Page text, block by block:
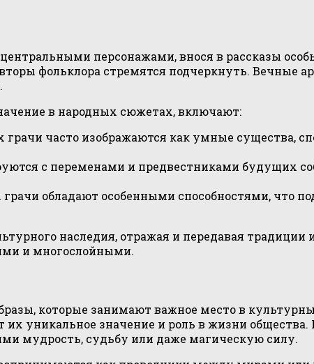
персонажами, внося в рассказы
фольклора стремятся подчеркнуть. Вечные
в народных сюжетах, включают:
грачи часто изображаются как умные существа,
с переменами и предвестниками будущих
обладают особенными способностями, что
наследия, отражая и передавая
и многослойными.
которые занимают важное место в
уникальное значение и роль в жизни
мудрость, судьбу или даже магическую силу.